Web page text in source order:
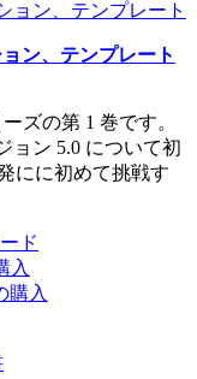
ン、テンプレート
ズの第 1 巻です。
ョン 5.0 について初
にに初めて挑戦す
ド
入
購入